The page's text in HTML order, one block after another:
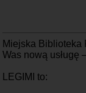
Miejska Biblioteka
Was nową usługę
LEGIMI to: